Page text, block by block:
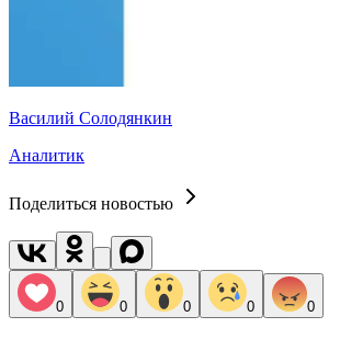
Василий Солодянкин
Аналитик
Поделиться новостью
0 0 0 0 0